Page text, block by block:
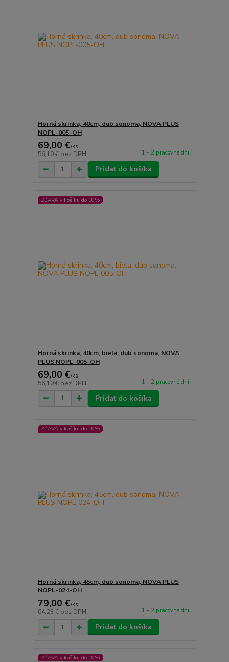
Horná skrinka, 40cm, dub sonoma, NOVA PLUS
NOPL-005-OH
69,00 €/ks
56,10 € bez DPH 1 - 2 pracovné dni
Pridať do košíka
ZĽAVA v košíku do 10%
Horná skrinka, 40cm, biela, dub sonoma, NOVA
PLUS NOPL-005-OH
69,00 €/ks
56,10 € bez DPH 1 - 2 pracovné dni
Pridať do košíka
ZĽAVA v košíku do 10%
Horná skrinka, 45cm, dub sonoma, NOVA PLUS
NOPL-024-OH
79,00 €/ks
64,23 € bez DPH 1 - 2 pracovné dni
Pridať do košíka
ZĽAVA v košíku do 10%